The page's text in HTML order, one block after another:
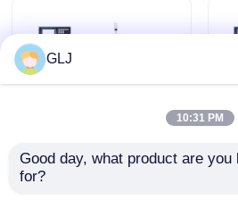
আমাদের সাথে যোগাযোগ করুন
খবর
জল শীতল সঙ্গে ধাতু জুয়েলারী
GLJ
10:31 PM
Good day, what product are you
for?